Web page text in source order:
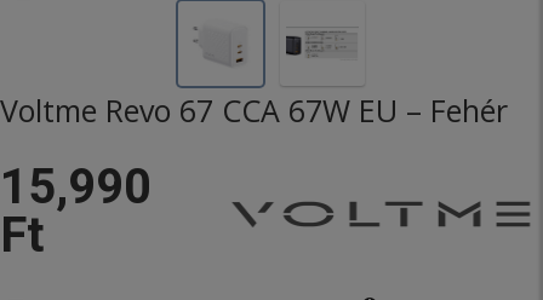
Voltme Revo 67 CCA 67W EU – Fehér
15,990
Ft